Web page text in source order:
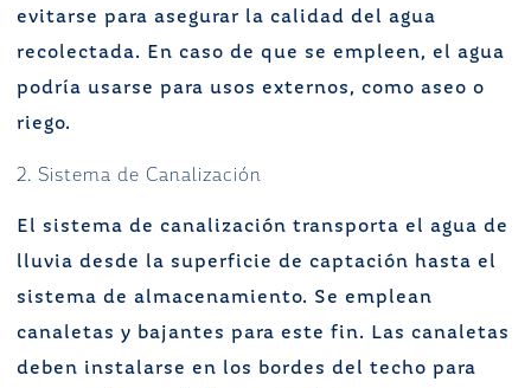
evitarse para asegurar la calidad del agua
recolectada. En caso de que se empleen, el agua
podría usarse para usos externos, como aseo o
riego.
2. Sistema de Canalización
El sistema de canalización transporta el agua de
lluvia desde la superficie de captación hasta el
sistema de almacenamiento. Se emplean
canaletas y bajantes para este fin. Las canaletas
deben instalarse en los bordes del techo para